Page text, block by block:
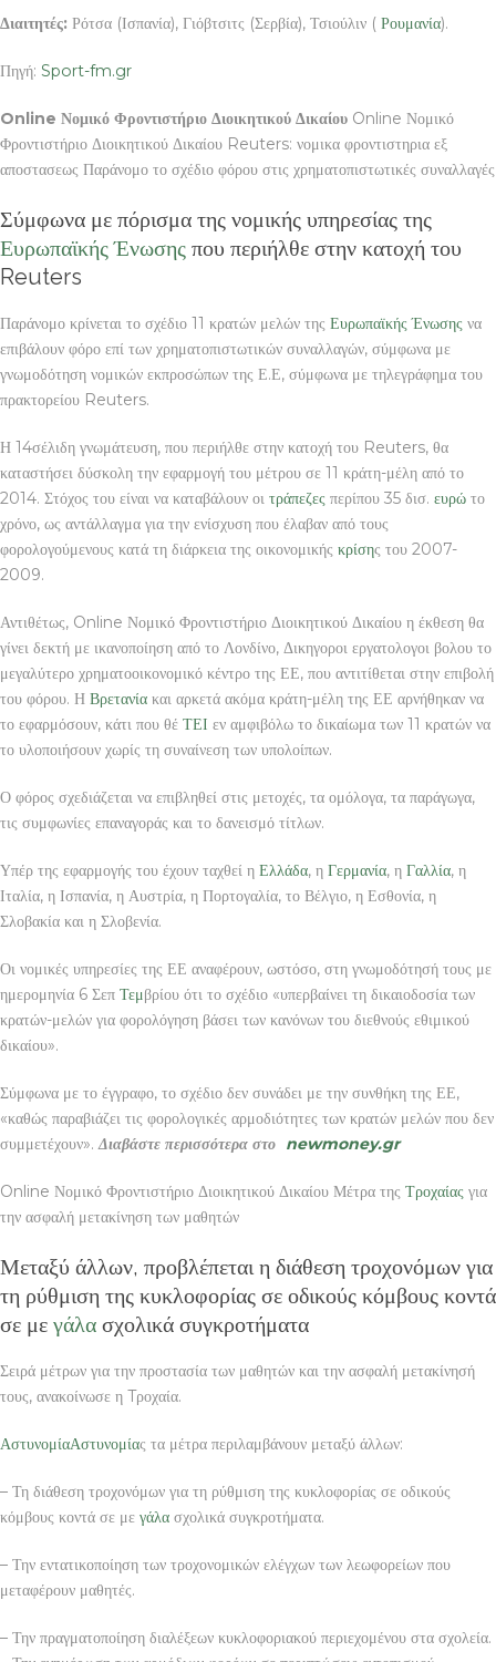
Διαιτητές: Ρότσα (Ισπανία), Γιόβτσιτς (Σερβία), Τσιούλιν ( Ρουμανία).
Πηγή: Sport-fm.gr
Online Νομικό Φροντιστήριο Διοικητικού Δικαίου Online Νομικό
Φροντιστήριο Διοικητικού Δικαίου Reuters: νομικα φροντιστηρια εξ
αποστασεως Παράνομο το σχέδιο φόρου στις χρηματοπιστωτικές συναλλαγές
Σύμφωνα με πόρισμα της νομικής υπηρεσίας της
Ευρωπαϊκής Ένωσης που περιήλθε στην κατοχή του
Reuters
Παράνομο κρίνεται το σχέδιο 11 κρατών μελών της Ευρωπαϊκής Ένωσης να
επιβάλουν φόρο επί των χρηματοπιστωτικών συναλλαγών, σύμφωνα με
γνωμοδότηση νομικών εκπροσώπων της Ε.Ε, σύμφωνα με τηλεγράφημα του
πρακτορείου Reuters.
Η 14σέλιδη γνωμάτευση, που περιήλθε στην κατοχή του Reuters, θα
καταστήσει δύσκολη την εφαρμογή του μέτρου σε 11 κράτη-μέλη από το
2014. Στόχος του είναι να καταβάλουν οι τράπεζες περίπου 35 δισ. ευρώ το
χρόνο, ως αντάλλαγμα για την ενίσχυση που έλαβαν από τους
φορολογούμενους κατά τη διάρκεια της οικονομικής κρίσης του 2007-
2009.
Αντιθέτως, Online Νομικό Φροντιστήριο Διοικητικού Δικαίου η έκθεση θα
γίνει δεκτή με ικανοποίηση από το Λονδίνο, Δικηγοροι εργατολογοι βολου το
μεγαλύτερο χρηματοοικονομικό κέντρο της ΕΕ, που αντιτίθεται στην επιβολή
του φόρου. Η Βρετανία και αρκετά ακόμα κράτη-μέλη της ΕΕ αρνήθηκαν να
το εφαρμόσουν, κάτι που θέ ΤΕΙ εν αμφιβόλω το δικαίωμα των 11 κρατών να
το υλοποιήσουν χωρίς τη συναίνεση των υπολοίπων.
Ο φόρος σχεδιάζεται να επιβληθεί στις μετοχές, τα ομόλογα, τα παράγωγα,
τις συμφωνίες επαναγοράς και το δανεισμό τίτλων.
Υπέρ της εφαρμογής του έχουν ταχθεί η Ελλάδα, η Γερμανία, η Γαλλία, η
Ιταλία, η Ισπανία, η Αυστρία, η Πορτογαλία, το Βέλγιο, η Εσθονία, η
Σλοβακία και η Σλοβενία.
Οι νομικές υπηρεσίες της ΕΕ αναφέρουν, ωστόσο, στη γνωμοδότησή τους με
ημερομηνία 6 Σεπ Τεμβρίου ότι το σχέδιο «υπερβαίνει τη δικαιοδοσία των
κρατών-μελών για φορολόγηση βάσει των κανόνων του διεθνούς εθιμικού
δικαίου».
Σύμφωνα με το έγγραφο, το σχέδιο δεν συνάδει με την συνθήκη της ΕΕ,
«καθώς παραβιάζει τις φορολογικές αρμοδιότητες των κρατών μελών που δεν
συμμετέχουν». Διαβάστε περισσότερα στο newmoney.gr
Online Νομικό Φροντιστήριο Διοικητικού Δικαίου Μέτρα της Τροχαίας για
την ασφαλή μετακίνηση των μαθητών
Μεταξύ άλλων, προβλέπεται η διάθεση τροχονόμων για
τη ρύθμιση της κυκλοφορίας σε οδικούς κόμβους κοντά
σε με γάλα σχολικά συγκροτήματα
Σειρά μέτρων για την προστασία των μαθητών και την ασφαλή μετακίνησή
τους, ανακοίνωσε η Tροχαία.
ΑστυνομίαΑστυνομίας τα μέτρα περιλαμβάνουν μεταξύ άλλων:
– Τη διάθεση τροχονόμων για τη ρύθμιση της κυκλοφορίας σε οδικούς
κόμβους κοντά σε με γάλα σχολικά συγκροτήματα.
– Την εντατικοποίηση των τροχονομικών ελέγχων των λεωφορείων που
μεταφέρουν μαθητές.
– Την πραγματοποίηση διαλέξεων κυκλοφοριακού περιεχομένου στα σχολεία.